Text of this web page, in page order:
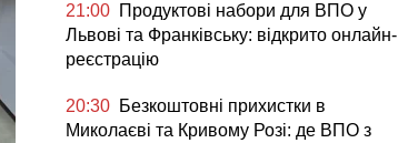
21:00 Продуктові набори для ВПО у
Львові та Франківську: відкрито онлайн-
реєстрацію
20:30 Безкоштовні прихистки в
Миколаєві та Кривому Розі: де ВПО з